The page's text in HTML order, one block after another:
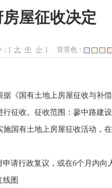
屋征收决定
：[ 大 中 小 ] 背景色：
《国有土地上房屋征收与补
征收。征收范围：蓼中路建
国有土地上房屋征收活动，
请行政复议，或在6个月内向
图